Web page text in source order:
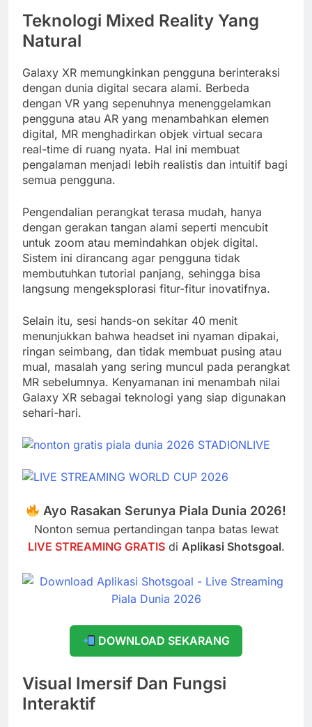
Teknologi Mixed Reality Yang
Natural
Galaxy XR memungkinkan pengguna berinteraksi
dengan dunia digital secara alami. Berbeda
dengan VR yang sepenuhnya menenggelamkan
pengguna atau AR yang menambahkan elemen
digital, MR menghadirkan objek virtual secara
real-time di ruang nyata. Hal ini membuat
pengalaman menjadi lebih realistis dan intuitif bagi
semua pengguna.
Pengendalian perangkat terasa mudah, hanya
dengan gerakan tangan alami seperti mencubit
untuk zoom atau memindahkan objek digital.
Sistem ini dirancang agar pengguna tidak
membutuhkan tutorial panjang, sehingga bisa
langsung mengeksplorasi fitur-fitur inovatifnya.
Selain itu, sesi hands-on sekitar 40 menit
menunjukkan bahwa headset ini nyaman dipakai,
ringan seimbang, dan tidak membuat pusing atau
mual, masalah yang sering muncul pada perangkat
MR sebelumnya. Kenyamanan ini menambah nilai
Galaxy XR sebagai teknologi yang siap digunakan
sehari-hari.
Ayo Rasakan Serunya Piala Dunia 2026!
Nonton semua pertandingan tanpa batas lewat
LIVE STREAMING GRATISdi Aplikasi Shotsgoal.
DOWNLOAD SEKARANG
Visual Imersif Dan Fungsi
Interaktif